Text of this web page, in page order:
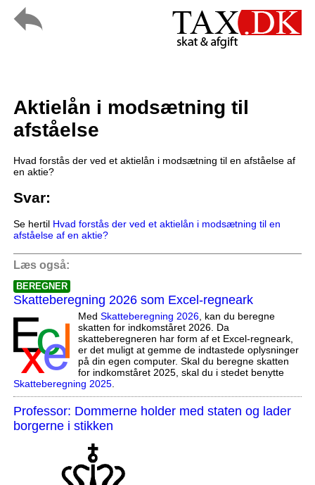
Aktielån i modsætning til
afståelse
Hvad forstås der ved et aktielån i modsætning til en afståelse af
en aktie?
Svar:
Se hertil Hvad forstås der ved et aktielån i modsætning til en
afståelse af en aktie?
Læs også:
BEREGNER
Skatteberegning 2026 som Excel-regneark
Med Skatteberegning 2026, kan du beregne
skatten for indkomståret 2026. Da
skatteberegneren har form af et Excel-regneark,
er det muligt at gemme de indtastede oplysninger
på din egen computer. Skal du beregne skatten
for indkomståret 2025, skal du i stedet benytte
Skatteberegning 2025.
Professor: Dommerne holder med staten og lader
borgerne i stikken